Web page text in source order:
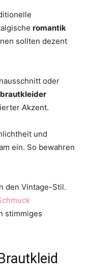
romantik
sollten dezent
oder
Akzent.
und
ein. So bewahren
den Vintage-Stil.
stimmiges